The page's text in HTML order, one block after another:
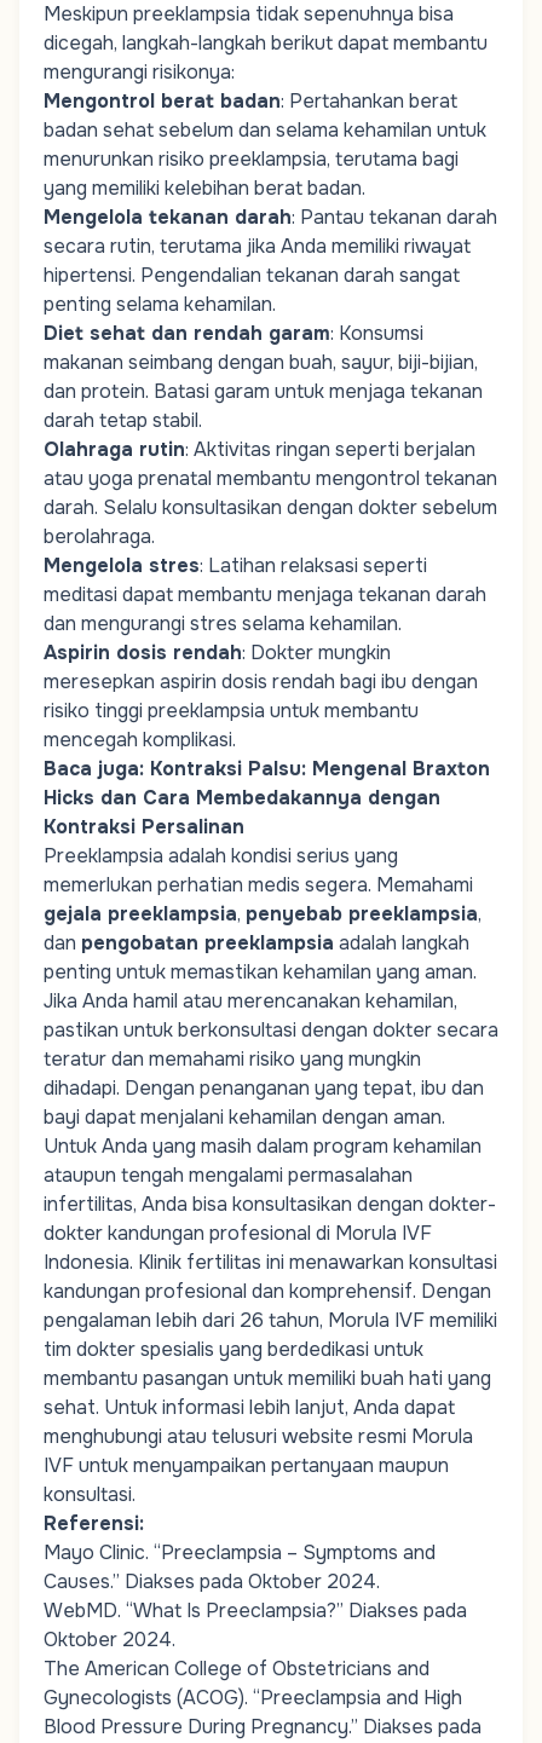
Meskipun preeklampsia tidak sepenuhnya bisa
dicegah, langkah-langkah berikut dapat membantu
mengurangi risikonya:
Mengontrol berat badan: Pertahankan berat
badan sehat sebelum dan selama kehamilan untuk
menurunkan risiko preeklampsia, terutama bagi
yang memiliki kelebihan berat badan.
Mengelola tekanan darah: Pantau tekanan darah
secara rutin, terutama jika Anda memiliki riwayat
hipertensi. Pengendalian tekanan darah sangat
penting selama kehamilan.
Diet sehat dan rendah garam: Konsumsi
makanan seimbang dengan buah, sayur, biji-bijian,
dan protein. Batasi garam untuk menjaga tekanan
darah tetap stabil.
Olahraga rutin: Aktivitas ringan seperti berjalan
atau yoga prenatal membantu mengontrol tekanan
darah. Selalu konsultasikan dengan dokter sebelum
berolahraga.
Mengelola stres: Latihan relaksasi seperti
meditasi dapat membantu menjaga tekanan darah
dan mengurangi stres selama kehamilan.
Aspirin dosis rendah: Dokter mungkin
meresepkan aspirin dosis rendah bagi ibu dengan
risiko tinggi preeklampsia untuk membantu
mencegah komplikasi.
Baca juga: Kontraksi Palsu: Mengenal Braxton
Hicks dan Cara Membedakannya dengan
Kontraksi Persalinan
Preeklampsia adalah kondisi serius yang
memerlukan perhatian medis segera. Memahami
gejala preeklampsia, penyebab preeklampsia,
dan pengobatan preeklampsia adalah langkah
penting untuk memastikan kehamilan yang aman.
Jika Anda hamil atau merencanakan kehamilan,
pastikan untuk berkonsultasi dengan dokter secara
teratur dan memahami risiko yang mungkin
dihadapi. Dengan penanganan yang tepat, ibu dan
bayi dapat menjalani kehamilan dengan aman.
Untuk Anda yang masih dalam program kehamilan
ataupun tengah mengalami permasalahan
infertilitas, Anda bisa konsultasikan dengan dokter-
dokter kandungan profesional di Morula IVF
Indonesia. Klinik fertilitas ini menawarkan konsultasi
kandungan profesional dan komprehensif. Dengan
pengalaman lebih dari 26 tahun, Morula IVF memiliki
tim dokter spesialis yang berdedikasi untuk
membantu pasangan untuk memiliki buah hati yang
sehat. Untuk informasi lebih lanjut, Anda dapat
menghubungi atau telusuri website resmi Morula
IVF untuk menyampaikan pertanyaan maupun
konsultasi.
Referensi:
Mayo Clinic. “Preeclampsia – Symptoms and
Causes.” Diakses pada Oktober 2024.
WebMD. “What Is Preeclampsia?” Diakses pada
Oktober 2024.
The American College of Obstetricians and
Gynecologists (ACOG). “Preeclampsia and High
Blood Pressure During Pregnancy.” Diakses pada